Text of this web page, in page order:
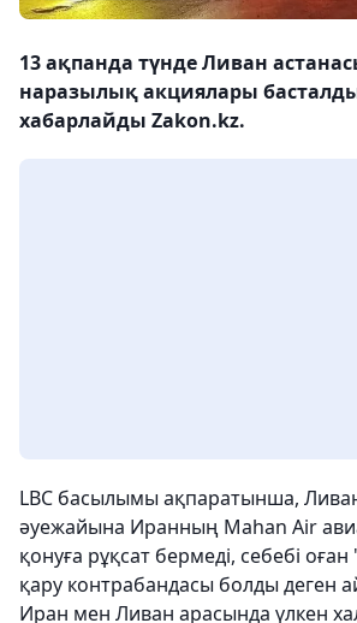
13 ақпанда түнде Ливан
наразылық акциялары
хабарлайды Zakon.kz.
LBC басылымы ақпаратынша, Ливан
әуежайына Иранның Mahan Air
қонуға рұқсат бермеді, себебі
қару контрабандасы болды деген
Иран мен Ливан арасында үлкен